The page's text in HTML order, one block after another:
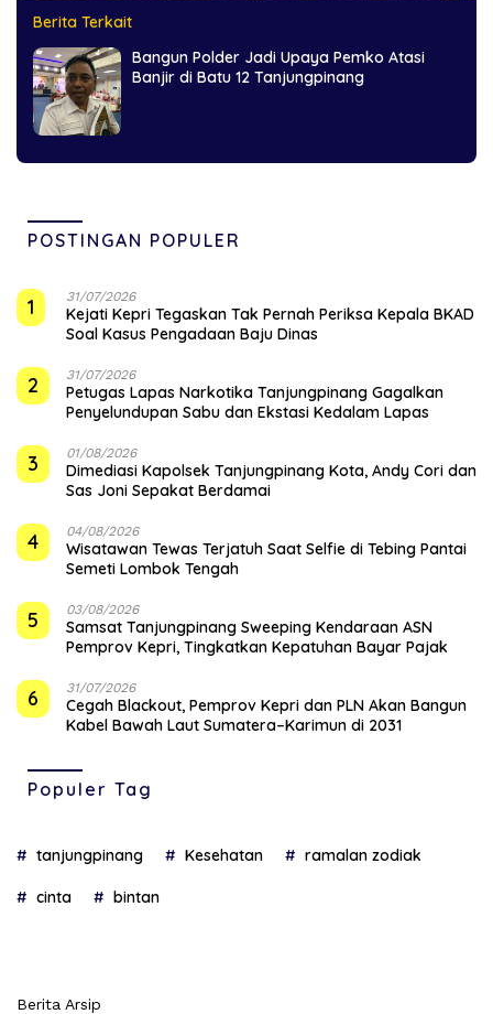
Berita Terkait
Bangun Polder Jadi Upaya Pemko Atasi
Banjir di Batu 12 Tanjungpinang
POSTINGAN POPULER
1 31/07/2026
Kejati Kepri Tegaskan Tak Pernah Periksa Kepala BKAD
Soal Kasus Pengadaan Baju Dinas
2 31/07/2026
Petugas Lapas Narkotika Tanjungpinang Gagalkan
Penyelundupan Sabu dan Ekstasi Kedalam Lapas
3 01/08/2026
Dimediasi Kapolsek Tanjungpinang Kota, Andy Cori dan
Sas Joni Sepakat Berdamai
4 04/08/2026
Wisatawan Tewas Terjatuh Saat Selfie di Tebing Pantai
Semeti Lombok Tengah
5 03/08/2026
Samsat Tanjungpinang Sweeping Kendaraan ASN
Pemprov Kepri, Tingkatkan Kepatuhan Bayar Pajak
6 31/07/2026
Cegah Blackout, Pemprov Kepri dan PLN Akan Bangun
Kabel Bawah Laut Sumatera–Karimun di 2031
Populer Tag
tanjungpinang Kesehatan ramalan zodiak
cinta bintan
Berita Arsip